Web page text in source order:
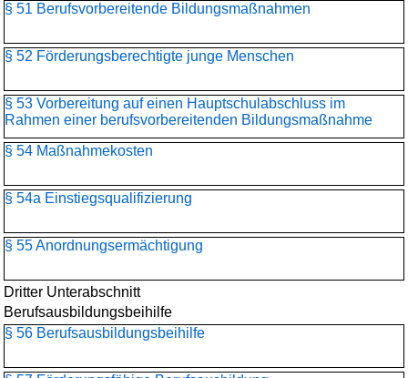
§ 51 Berufsvorbereitende Bildungsmaßnahmen
§ 52 Förderungsberechtigte junge Menschen
§ 53 Vorbereitung auf einen Hauptschulabschluss im
Rahmen einer berufsvorbereitenden Bildungsmaßnahme
§ 54 Maßnahmekosten
§ 54a Einstiegsqualifizierung
§ 55 Anordnungsermächtigung
Dritter Unterabschnitt
Berufsausbildungsbeihilfe
§ 56 Berufsausbildungsbeihilfe